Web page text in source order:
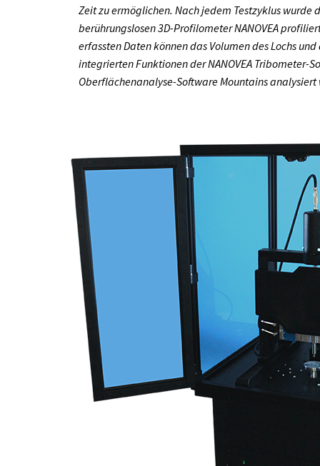
Zeit zu ermöglichen. Nach jedem Testzyklus wurde
berührungslosen 3D-Profilometer NANOVEA
erfassten Daten können das Volumen des Lochs
integrierten Funktionen der NANOVEA Tribometer-
Oberflächenanalyse-Software Mountains analysiert